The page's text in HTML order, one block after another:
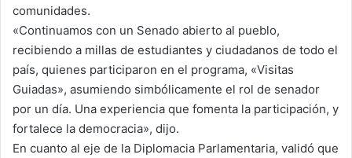
comunidades.
«Continuamos con un Senado abierto al pueblo,
recibiendo a millas de estudiantes y ciudadanos de todo el
país, quienes participaron en el programa, «Visitas
Guiadas», asumiendo simbólicamente el rol de senador
por un día. Una experiencia que fomenta la participación, y
fortalece la democracia», dijo.
En cuanto al eje de la Diplomacia Parlamentaria, validó que